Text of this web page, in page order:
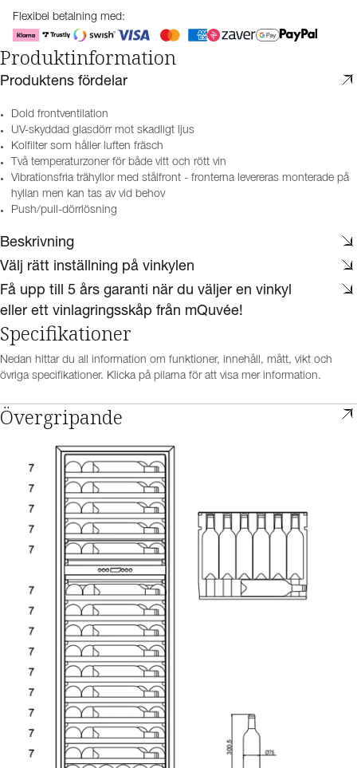
Flexibel betalning med:
Produktinformation
Produktens fördelar
Dold frontventilation
UV-skyddad glasdörr mot skadligt ljus
Kolfilter som håller luften fräsch
Två temperaturzoner för både vitt och rött vin
Vibrationsfria trähyllor med stålfront - fronterna levereras monterade på
hyllan men kan tas av vid behov
Push/pull-dörrlösning
Beskrivning
Välj rätt inställning på vinkylen
Få upp till 5 års garanti när du väljer en vinkyl
eller ett vinlagringsskåp från mQuvée!
Specifikationer
Nedan hittar du all information om funktioner, innehåll, mått, vikt och
övriga specifikationer. Klicka på pilarna för att visa mer information.
Övergripande